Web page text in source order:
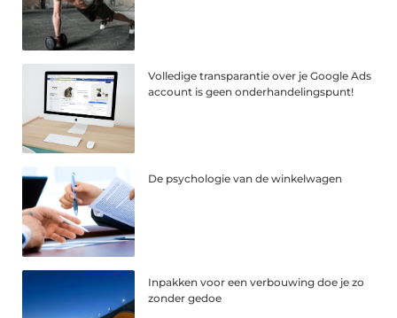
Volledige transparantie over je Google Ads
account is geen onderhandelingspunt!
De psychologie van de winkelwagen
Inpakken voor een verbouwing doe je zo
zonder gedoe